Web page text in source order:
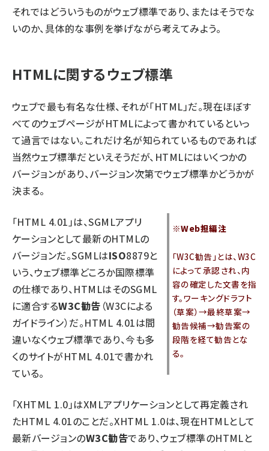
それではどういうものがウェブ標準であり、またはそうでな
いのか、具体的な事例を挙げながら考えてみよう。
HTMLに関するウェブ標準
ウェブで最も有名な仕様、それが「HTML」だ。現在ほぼす
べてのウェブページがHTMLによって書かれているといっ
て過言ではない。これだけ名が知られているものであれば
当然ウェブ標準だといえそうだが、HTMLにはいくつかの
バージョンがあり、バージョン次第でウェブ標準かどうかが
決まる。
※Web担編注
「W3C勧告」とは、W3C
によって承認され、内
容の確定した文書を指
す。ワーキングドラフト
（草案）→最終草案→
勧告候補→勧告案の
段階を経て勧告とな
る。
「HTML 4.01」は、SGMLアプリ
ケーションとして最新のHTMLの
バージョンだ。SGMLはISO8879と
いう、ウェブ標準どころか国際標準
の仕様であり、HTMLはそのSGML
に適合するW3C勧告 （W3Cによる
ガイドライン）だ。HTML 4.01は間
違いなくウェブ標準であり、今も多
くのサイトがHTML 4.01で書かれ
ている。
「XHTML 1.0」はXMLアプリケーションとして再定義され
たHTML 4.01のことだ。XHTML 1.0は、現在HTMLとして
最新バージョンのW3C勧告であり、ウェブ標準のHTMLと